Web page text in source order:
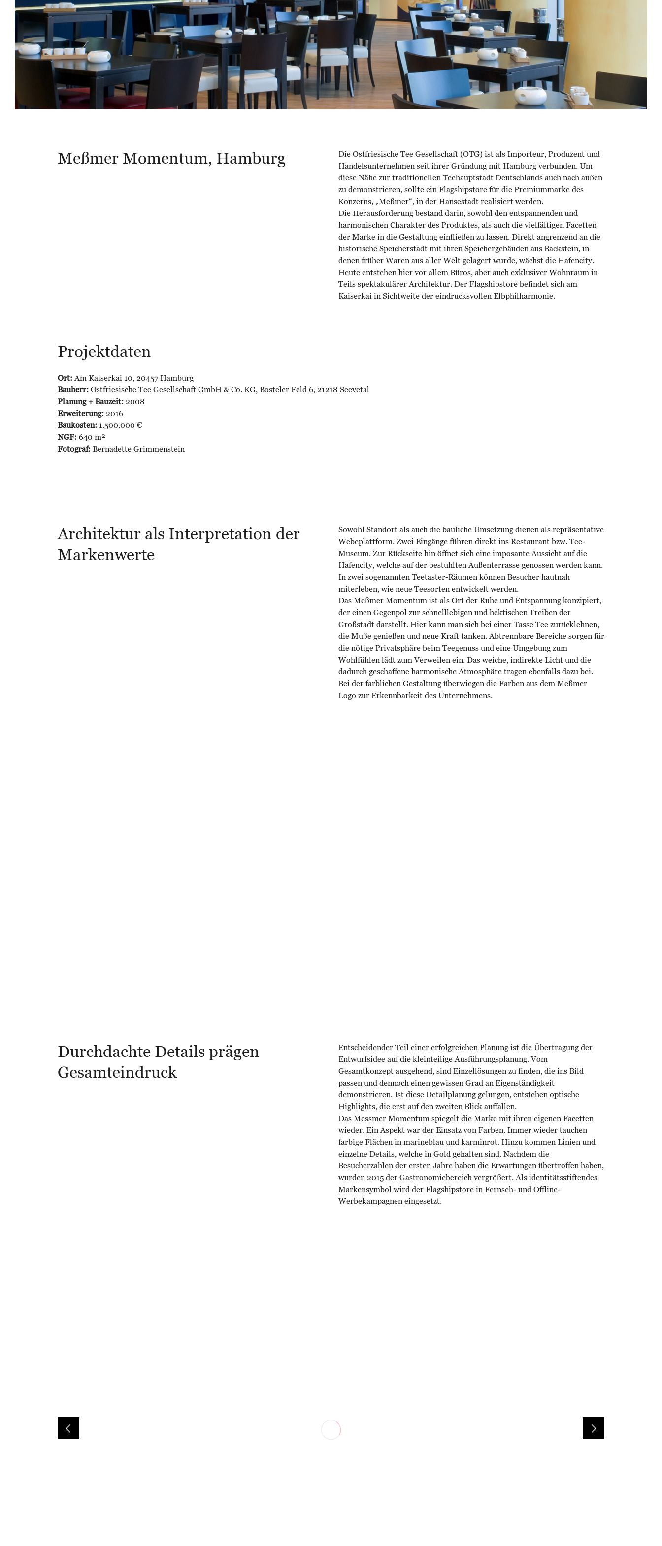
Meßmer Momentum, Hamburg
Die Ostfriesische Tee Gesellschaft (OTG) ist als Importeur, Produzent und
Handelsunternehmen seit ihrer Gründung mit Hamburg verbunden. Um
diese Nähe zur traditionellen Teehauptstadt Deutschlands auch nach außen
zu demonstrieren, sollte ein Flagshipstore für die Premiummarke des
Konzerns, „Meßmer“, in der Hansestadt realisiert werden.
Die Herausforderung bestand darin, sowohl den entspannenden und
harmonischen Charakter des Produktes, als auch die vielfältigen Facetten
der Marke in die Gestaltung einfließen zu lassen. Direkt angrenzend an die
historische Speicherstadt mit ihren Speichergebäuden aus Backstein, in
denen früher Waren aus aller Welt gelagert wurde, wächst die Hafencity.
Heute entstehen hier vor allem Büros, aber auch exklusiver Wohnraum in
Teils spektakulärer Architektur. Der Flagshipstore befindet sich am
Kaiserkai in Sichtweite der eindrucksvollen Elbphilharmonie.
Projektdaten
Ort:Am Kaiserkai 10, 20457 Hamburg
Bauherr: Ostfriesische Tee Gesellschaft GmbH & Co. KG, Bosteler Feld 6, 21218 Seevetal
Planung + Bauzeit: 2008
Erweiterung: 2016
Baukosten: 1.500.000 €
NGF: 640 m²
Fotograf: Bernadette Grimmenstein
Architektur als Interpretation der
Markenwerte
Sowohl Standort als auch die bauliche Umsetzung dienen als repräsentative
Webeplattform. Zwei Eingänge führen direkt ins Restaurant bzw. Tee-
Museum. Zur Rückseite hin öffnet sich eine imposante Aussicht auf die
Hafencity, welche auf der bestuhlten Außenterrasse genossen werden kann.
In zwei sogenannten Teetaster-Räumen können Besucher hautnah
miterleben, wie neue Teesorten entwickelt werden.
Das Meßmer Momentum ist als Ort der Ruhe und Entspannung konzipiert,
der einen Gegenpol zur schnelllebigen und hektischen Treiben der
Großstadt darstellt. Hier kann man sich bei einer Tasse Tee zurücklehnen,
die Muße genießen und neue Kraft tanken. Abtrennbare Bereiche sorgen für
die nötige Privatsphäre beim Teegenuss und eine Umgebung zum
Wohlfühlen lädt zum Verweilen ein. Das weiche, indirekte Licht und die
dadurch geschaffene harmonische Atmosphäre tragen ebenfalls dazu bei.
Bei der farblichen Gestaltung überwiegen die Farben aus dem Meßmer
Logo zur Erkennbarkeit des Unternehmens.
Durchdachte Details prägen
Gesamteindruck
Entscheidender Teil einer erfolgreichen Planung ist die Übertragung der
Entwurfsidee auf die kleinteilige Ausführungsplanung. Vom
Gesamtkonzept ausgehend, sind Einzellösungen zu finden, die ins Bild
passen und dennoch einen gewissen Grad an Eigenständigkeit
demonstrieren. Ist diese Detailplanung gelungen, entstehen optische
Highlights, die erst auf den zweiten Blick auffallen.
Das Messmer Momentum spiegelt die Marke mit ihren eigenen Facetten
wieder. Ein Aspekt war der Einsatz von Farben. Immer wieder tauchen
farbige Flächen in marineblau und karminrot. Hinzu kommen Linien und
einzelne Details, welche in Gold gehalten sind. Nachdem die
Besucherzahlen der ersten Jahre haben die Erwartungen übertroffen haben,
wurden 2015 der Gastronomiebereich vergrößert. Als identitätsstiftendes
Markensymbol wird der Flagshipstore in Fernseh- und Offline-
Werbekampagnen eingesetzt.